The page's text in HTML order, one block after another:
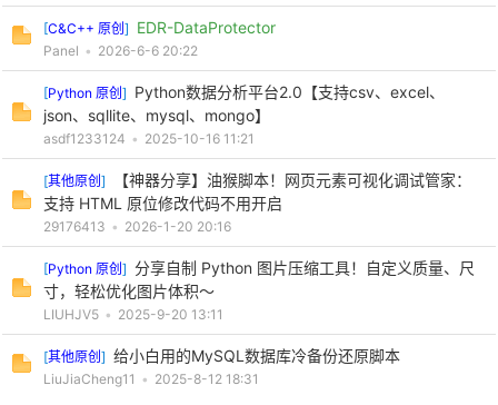
[C&C++ 原创 ] EDR-DataProtector
Panel • 2026-6-6 20:22
[Python 原创 ] Python数据分析平台2.0【支持csv、excel、
json、sqllite、mysql、mongo】
asdf1233124 • 2025-10-16 11:21
[其他原创 ]
【神器分享】油猴脚本！网页元素可视化调试管家：
支持 HTML 原位修改代码不用开启
29176413 • 2026-1-20 20:16
[Python 原创 ] 分享自制 Python 图片压缩工具！自定义质量、尺
寸，轻松优化图片体积～
LIUHJV5 • 2025-9-20 13:11
[其他原创 ] 给小白用的MySQL数据库冷备份还原脚本
LiuJiaCheng11 • 2025-8-12 18:31